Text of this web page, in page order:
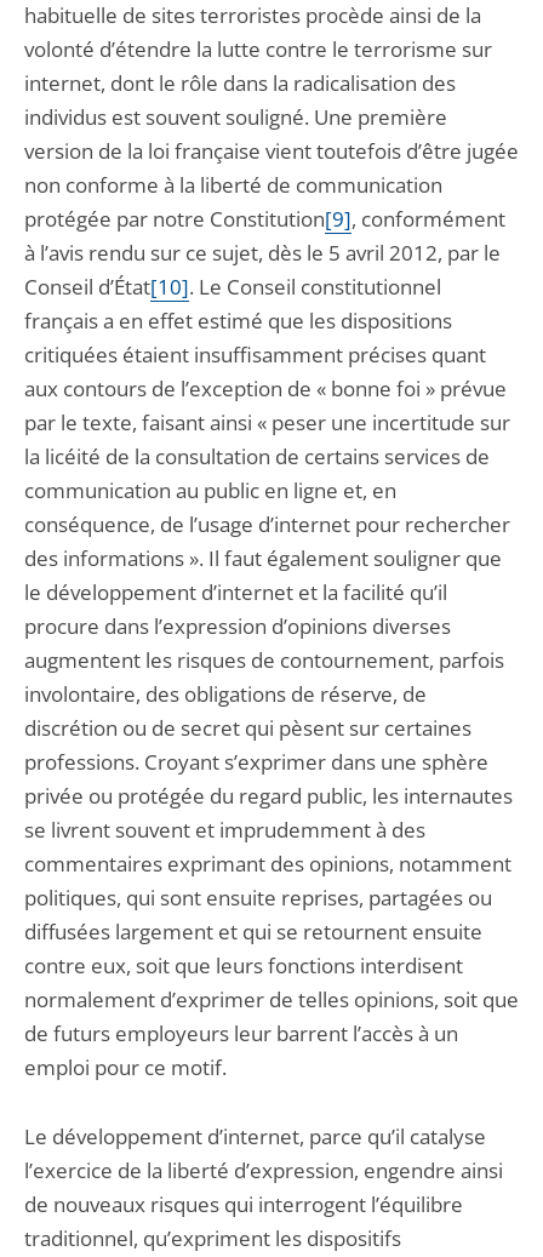
habituelle de sites terroristes procède ainsi de la
volonté d’étendre la lutte contre le terrorisme sur
internet, dont le rôle dans la radicalisation des
individus est souvent souligné. Une première
version de la loi française vient toutefois d’être jugée
non conforme à la liberté de communication
protégée par notre Constitution[9], conformément
à l’avis rendu sur ce sujet, dès le 5 avril 2012, par le
Conseil d’État[10]. Le Conseil constitutionnel
français a en effet estimé que les dispositions
critiquées étaient insuffisamment précises quant
aux contours de l’exception de « bonne foi » prévue
par le texte, faisant ainsi « peser une incertitude sur
la licéité de la consultation de certains services de
communication au public en ligne et, en
conséquence, de l’usage d’internet pour rechercher
des informations ». Il faut également souligner que
le développement d’internet et la facilité qu’il
procure dans l’expression d’opinions diverses
augmentent les risques de contournement, parfois
involontaire, des obligations de réserve, de
discrétion ou de secret qui pèsent sur certaines
professions. Croyant s’exprimer dans une sphère
privée ou protégée du regard public, les internautes
se livrent souvent et imprudemment à des
commentaires exprimant des opinions, notamment
politiques, qui sont ensuite reprises, partagées ou
diffusées largement et qui se retournent ensuite
contre eux, soit que leurs fonctions interdisent
normalement d’exprimer de telles opinions, soit que
de futurs employeurs leur barrent l’accès à un
emploi pour ce motif.
Le développement d’internet, parce qu’il catalyse
l’exercice de la liberté d’expression, engendre ainsi
de nouveaux risques qui interrogent l’équilibre
traditionnel, qu’expriment les dispositifs